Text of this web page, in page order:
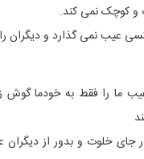
خلوت و بدور از دیگران